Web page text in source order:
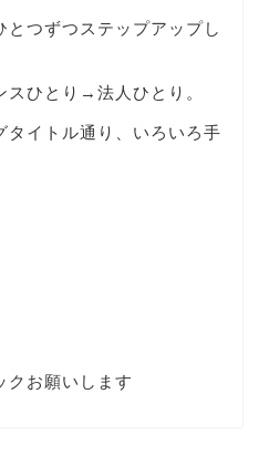
つずつステップアップし
ひとり→法人ひとり。
タイトル通り、いろいろ手
クお願いします